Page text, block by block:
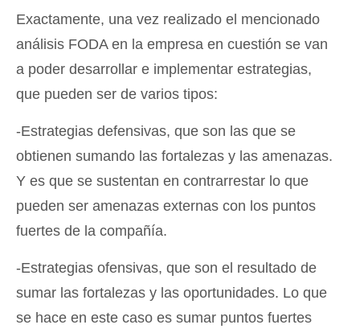
Exactamente, una vez realizado el mencionado
análisis FODA en la empresa en cuestión se van
a poder desarrollar e implementar estrategias,
que pueden ser de varios tipos:
-Estrategias defensivas, que son las que se
obtienen sumando las fortalezas y las amenazas.
Y es que se sustentan en contrarrestar lo que
pueden ser amenazas externas con los puntos
fuertes de la compañía.
-Estrategias ofensivas, que son el resultado de
sumar las fortalezas y las oportunidades. Lo que
se hace en este caso es sumar puntos fuertes